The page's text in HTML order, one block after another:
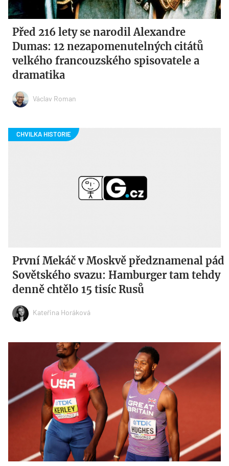
Před 216 lety se narodil Alexandre
Dumas: 12 nezapomenutelných citátů
velkého francouzského spisovatele a
dramatika
Václav Roman
První Mekáč v Moskvě předznamenal pád
Sovětského svazu: Hamburger tam tehdy
denně chtělo 15 tisíc Rusů
Kateřina Horáková